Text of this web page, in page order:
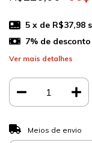
5 x de R$37,98
7% de desconto
Ver mais detalhes
Entregas para o CEP:
Meios de envio